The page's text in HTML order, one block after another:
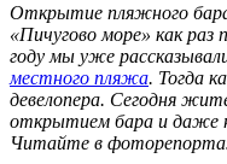
Открытие пляжного
«Пичугово море» как
году мы уже
местного пляжа. Тогда
девелопера. Сегодня
открытием бара и даже
Читайте в